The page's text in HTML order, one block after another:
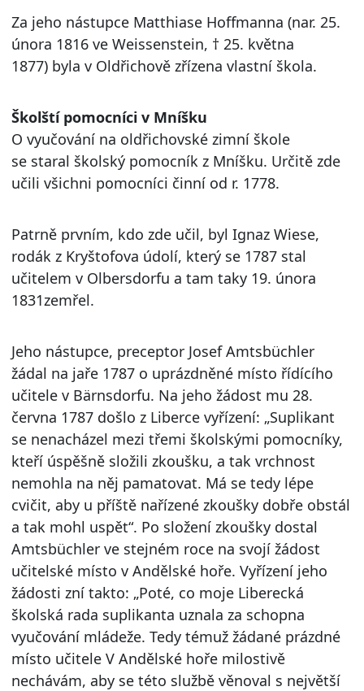
Za jeho nástupce Matthiase Hoffmanna (nar. 25.
února 1816 ve Weissenstein, † 25. května
1877) byla v Oldřichově zřízena vlastní škola.
Školští pomocníci v Mníšku
O vyučování na oldřichovské zimní škole
se staral školský pomocník z Mníšku. Určitě zde
učili všichni pomocníci činní od r. 1778.
Patrně prvním, kdo zde učil, byl Ignaz Wiese,
rodák z Kryštofova údolí, který se 1787 stal
učitelem v Olbersdorfu a tam taky 19. února
1831zemřel.
Jeho nástupce, preceptor Josef Amtsbüchler
žádal na jaře 1787 o uprázdněné místo řídícího
učitele v Bärnsdorfu. Na jeho žádost mu 28.
června 1787 došlo z Liberce vyřízení: „Suplikant
se nenacházel mezi třemi školskými pomocníky,
kteří úspěšně složili zkoušku, a tak vrchnost
nemohla na něj pamatovat. Má se tedy lépe
cvičit, aby u příště nařízené zkoušky dobře obstál
a tak mohl uspět“. Po složení zkoušky dostal
Amtsbüchler ve stejném roce na svojí žádost
učitelské místo v Andělské hoře. Vyřízení jeho
žádosti zní takto: „Poté, co moje Liberecká
školská rada suplikanta uznala za schopna
vyučování mládeže. Tedy témuž žádané prázdné
místo učitele V Andělské hoře milostivě
nechávám, aby se této službě věnoval s největší